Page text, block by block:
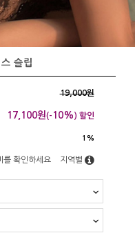
슬립
19,000원
17,100원(- 10%) 할인
1%
를 확인하세요 지역별